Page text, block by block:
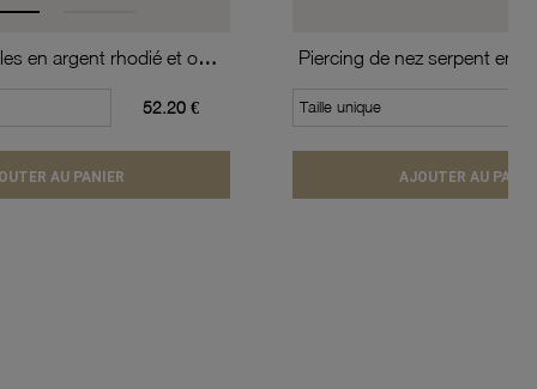
Boucles d'oreilles en argent rhodié et oxydes de zirconium
52.20 €
AU PANIER
Piercing de nez serpent en
Taille unique
AJOUTER AU